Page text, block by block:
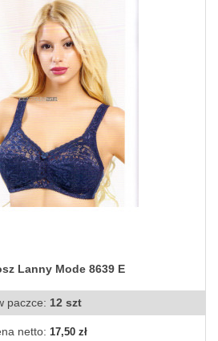
Lanny Mode 8639 E
paczce: 12 szt
netto: 17,50 zł